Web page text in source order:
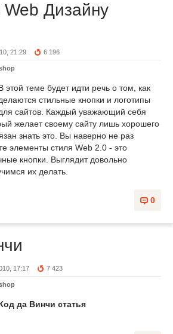
Дизайну
21:29 6 196
этой теме будет идти речь о том, как
стильные кнопки и логотипы
сайтов. Каждый уважающий себя
желает своему сайту лишь хорошего
знать это. Вы наверно не раз
элементы стиля Web 2.0 - это
кнопки. Выглядит довольно
их делать.
0
17:17 7 423
да Винчи статья